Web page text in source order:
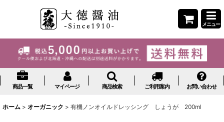
メニュー
商品一覧 マイページ 商品検索 ご利用案内 お問い合わせ
ホーム > オーガニック > 有機ノンオイルドレッシング しょうが 200ml